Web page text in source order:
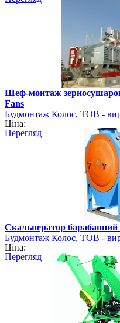
Шеф-монтаж
Fans
Будмонтаж Колос, ТОВ -
Ціна:
Перегляд
Скальператор
Будмонтаж Колос, ТОВ -
Ціна:
Перегляд